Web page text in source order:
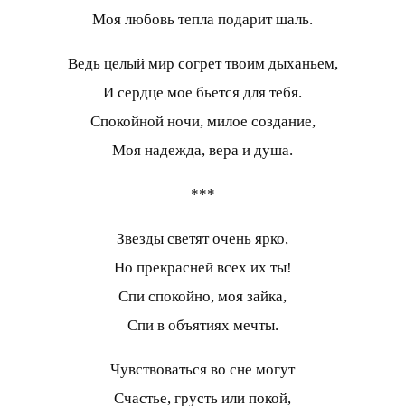
Моя любовь тепла подарит шаль.
Ведь целый мир согрет твоим дыханьем,
И сердце мое бьется для тебя.
Спокойной ночи, милое создание,
Моя надежда, вера и душа.
***
Звезды светят очень ярко,
Но прекрасней всех их ты!
Спи спокойно, моя зайка,
Спи в объятиях мечты.
Чувствоваться во сне могут
Счастье, грусть или покой,